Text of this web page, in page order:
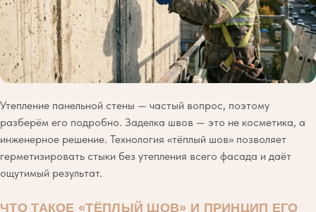
Утепление панельной стены — частый вопрос, поэтому
разберём его подробно. Заделка швов — это не косметика, а
инженерное решение. Технология «тёплый шов» позволяет
герметизировать стыки без утепления всего фасада и даёт
ощутимый результат.
ЧТО ТАКОЕ «ТЁПЛЫЙ ШОВ» И ПРИНЦИП ЕГО